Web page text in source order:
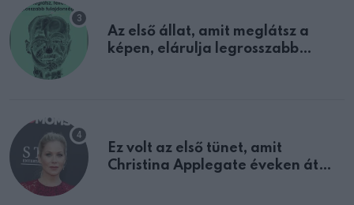
Az első állat, amit meglátsz a
képen, elárulja legrosszabb
Ez volt az első tünet, amit
Christina Applegate éveken át